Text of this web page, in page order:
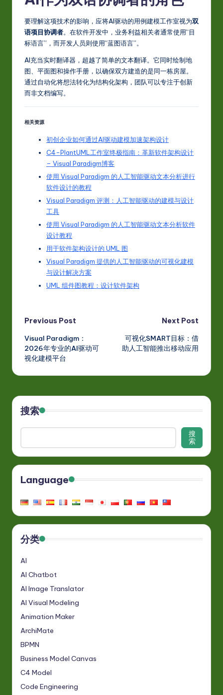
要理解这项技术的影响，应将AI驱动的用例建模工作室视为双
语项目协调者。在软件开发中，业务利益相关者通常使用“目
标语言”，而开发人员则使用“蓝图语言”。
AI充当实时翻译器，超越了简单的文本翻译。它同时绘制地
图、平面图和操作手册，以确保双方建造的是同一栋房屋。
通过自动化将想法转化为结构化架构，团队可以专注于创新
而非文档编写。
相关资源
初创企业如何通过AI驱动建模加速架构设计
C4-PlantUML工作室终极指南：革新软件架构设计
– Visual Paradigm博客
使用 Visual Paradigm 的人工智能驱动文本分析进行
软件设计的教程
Visual Paradigm 评测：人工智能驱动的建模与设计
工具
使用 Visual Paradigm 的人工智能驱动文本分析软件
设计教程
用于软件架构设计的 UML 图
Visual Paradigm 提供的人工智能驱动的可视化建模
与设计解决方案
UML 组件图教程：设计软件架构
Post
navigation
Previous Post
Visual Paradigm：
2026年专业的AI驱动可
视化建模平台
Next Post
可视化SMART目标：借
助人工智能推出移动应用
搜索
搜
索
Language
分类
AI
AI Chatbot
AI Image Translator
AI Visual Modeling
Animation Maker
ArchiMate
BPMN
Business Model Canvas
C4 Model
Code Engineering